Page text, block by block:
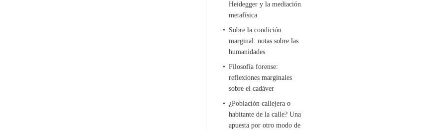
Heidegger y la mediación
metafísica
Sobre la condición
marginal: notas sobre las
humanidades
Filosofía forense:
reflexiones marginales
sobre el cadáver
¿Población callejera o
habitante de la calle? Una
apuesta por otro modo de